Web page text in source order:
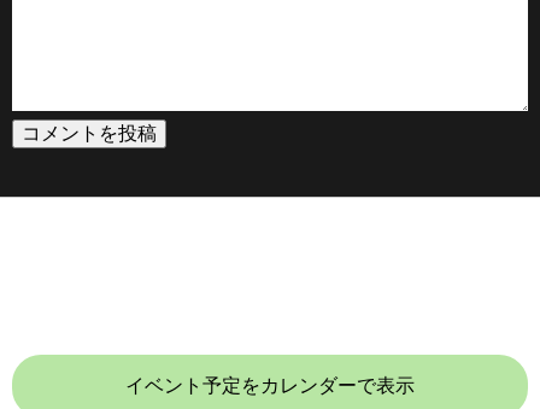
イベント予定をカレンダーで表示